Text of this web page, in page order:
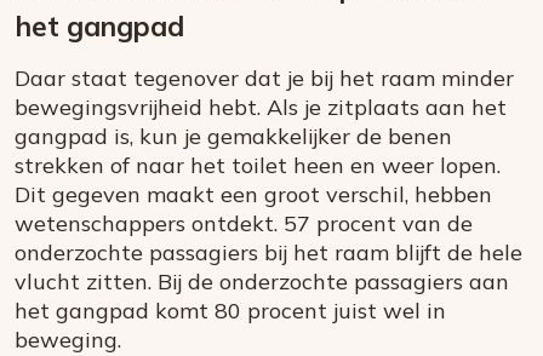
het gangpad
Daar staat tegenover dat je bij het raam minder
bewegingsvrijheid hebt. Als je zitplaats aan het
gangpad is, kun je gemakkelijker de benen
strekken of naar het toilet heen en weer lopen.
Dit gegeven maakt een groot verschil, hebben
wetenschappers ontdekt. 57 procent van de
onderzochte passagiers bij het raam blijft de hele
vlucht zitten. Bij de onderzochte passagiers aan
het gangpad komt 80 procent juist wel in
beweging.